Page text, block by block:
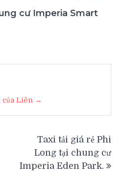
cư Imperia Smart
của Liên →
Taxi tải giá rẻ Phi
Long tại chung cư
Imperia Eden Park.